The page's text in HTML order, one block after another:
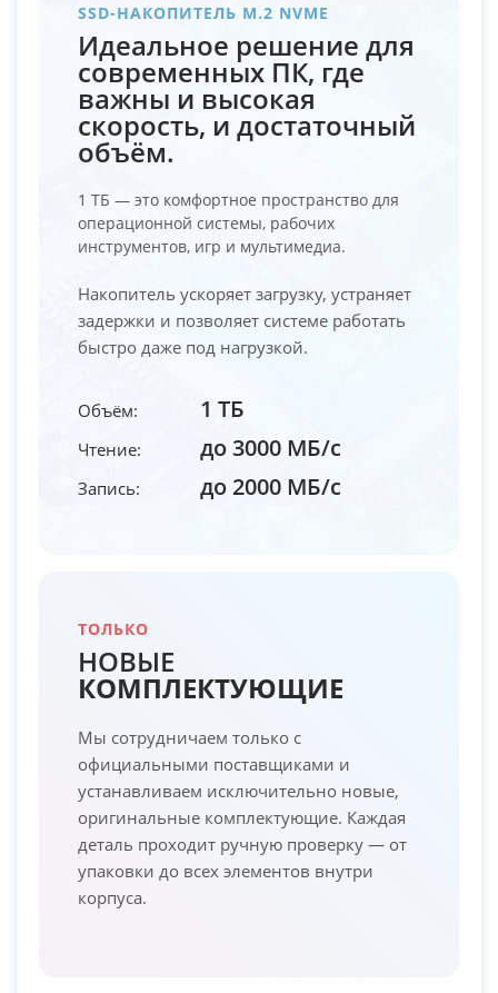
SSD-НАКОПИТЕЛЬ M.2 NVME
Идеальное решение для
современных ПК, где
важны и высокая
скорость, и достаточный
объём.
1 ТБ — это комфортное пространство для
операционной системы, рабочих
инструментов, игр и мультимедиа.
Накопитель ускоряет загрузку, устраняет
задержки и позволяет системе работать
быстро даже под нагрузкой.
Объём: 1 ТБ
Чтение: до 3000 МБ/с
Запись: до 2000 МБ/с
ТОЛЬКО
НОВЫЕ
КОМПЛЕКТУЮЩИЕ
Мы сотрудничаем только с
официальными поставщиками и
устанавливаем исключительно новые,
оригинальные комплектующие. Каждая
деталь проходит ручную проверку — от
упаковки до всех элементов внутри
корпуса.